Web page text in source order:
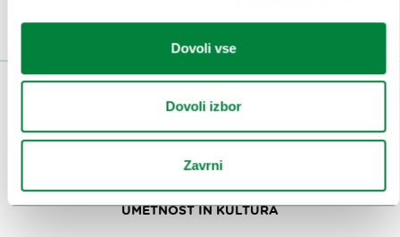
Dovoli vse
Dovoli izbor
Zavrni
OBISKOVALCI
OGLEDI IN IZLETI
ZNAMENITOSTI IN AKTIVNOSTI
UMETNOST IN KULTURA